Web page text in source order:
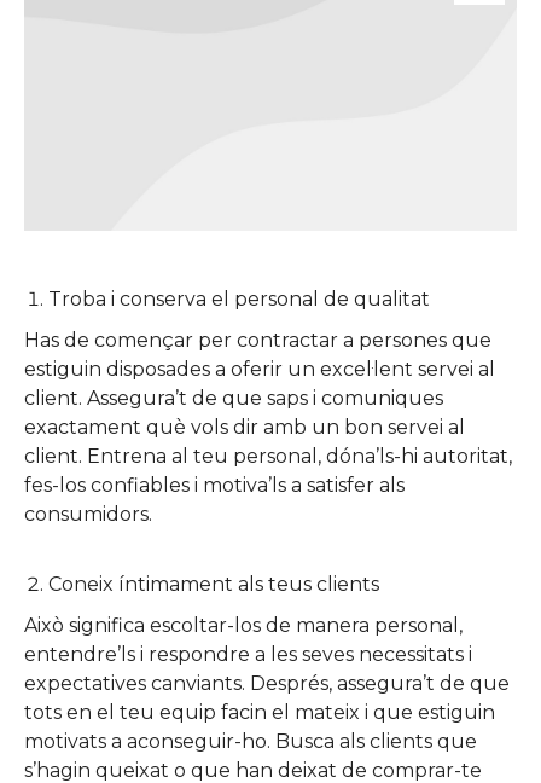
Troba i conserva el personal de qualitat
Has de començar per contractar a persones que
estiguin disposades a oferir un excel·lent servei al
client. Assegura’t de que saps i comuniques
exactament què vols dir amb un bon servei al
client. Entrena al teu personal, dóna’ls-hi autoritat,
fes-los confiables i motiva’ls a satisfer als
consumidors.
Coneix íntimament als teus clients
Això significa escoltar-los de manera personal,
entendre’ls i respondre a les seves necessitats i
expectatives canviants. Després, assegura’t de que
tots en el teu equip facin el mateix i que estiguin
motivats a aconseguir-ho. Busca als clients que
s’hagin queixat o que han deixat de comprar-te